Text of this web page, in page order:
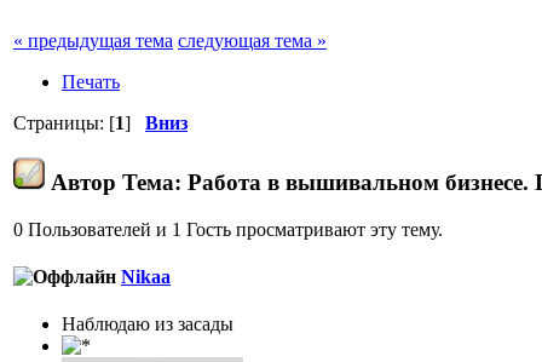
« предыдущая тема следующая тема »
Печать
Страницы: [1] Вниз
Автор Тема: Работа в вышивальном бизнесе.
0 Пользователей и 1 Гость просматривают эту тему.
Nikaa
Наблюдаю из засады